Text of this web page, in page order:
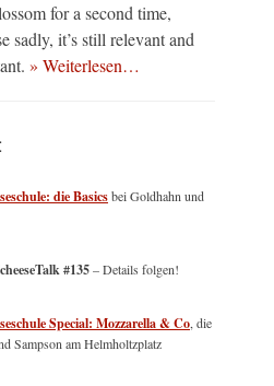
for a second time,
sadly, it’s still relevant and
» Weiterlesen…
die Basicsbei Goldhahn und
#135– Details folgen!
Special: Mozzarella & Co, die
Sampson am Helmholtzplatz